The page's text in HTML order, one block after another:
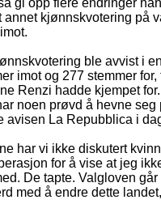
gi opp flere endringer
annet kjønnskvotering på
ble avvist i
imot og 277 stemmer
Renzi hadde kjempet
noen prøvd å hevne
avisen La Repubblica i
har vi ikke diskutert
for å vise at jeg
De tapte. Valgloven
med å endre dette